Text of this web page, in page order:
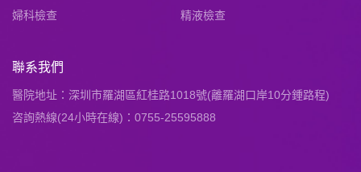
婦科檢查
精液檢查
聯系我們
醫院地址：深圳市羅湖區紅桂路1018號(離羅湖口岸10分鍾路程)
咨詢熱線(24小時在線)：0755-25595888